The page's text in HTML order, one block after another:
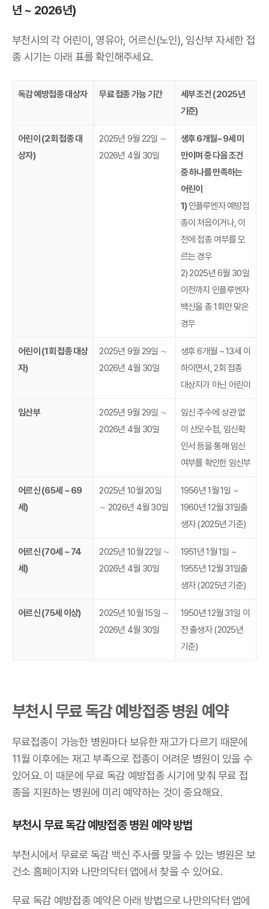
년 ~ 2026년)
부천시의 각 어린이, 영유아, 어르신(노인), 임산부 자세한 접
종 시기는 아래 표를 확인해주세요.
독감 예방접종 대상자 무료 접종 가능 기간
세부 조건 (2025년
기준)
어린이 (2회 접종 대
상자)
2025년 9월 22일 ∼
2026년 4월 30일
생후 6개월~9세 미
만이며 중 다음 조건
중 하나를 만족하는
어린이
1)인플루엔자 예방접
종이 처음이거나, 이
전에 접종 여부를 모
르는 경우
2) 2025년 6월 30일
이전까지 인플루엔자
백신을 총 1회만 맞은
경우
어린이 (1회 접종 대상
자)
2025년 9월 29일 ∼
2026년 4월 30일
생후 6개월 ~ 13세 이
하이면서, 2회 접종
대상자가 아닌 어린이
임산부
2025년 9월 29일 ∼
2026년 4월 30일
임신 주수에 상관 없
이 산모수첩, 임신확
인서 등을 통해 임신
여부를 확인한 임신부
어르신 (65세 ~ 69
세)
2025년 10월 20일
∼ 2026년 4월 30일
1956년 1월 1일 ~
1960년 12월 31일출
생자 (2025년 기준)
어르신 (70세 ~ 74
세)
2025년 10월 22일 ∼
2026년 4월 30일
1951년 1월 1일 ~
1955년 12월 31일출
생자 (2025년 기준)
어르신 (75세 이상)
2025년 10월 15일 ∼
2026년 4월 30일
1950년 12월 31일 이
전 출생자 (2025년
기준)
부천시 무료 독감 예방접종 병원 예약
무료접종이 가능한 병원마다 보유한 재고가 다르기 때문에
11월 이후에는 재고 부족으로 접종이 어려운 병원이 있을 수
있어요. 이 때문에 무료 독감 예방접종 시기에 맞춰 무료 접
종을 지원하는 병원에 미리 예약하는 것이 중요해요.
부천시 무료 독감 예방접종 병원 예약 방법
부천시에서 무료로 독감 백신 주사를 맞을 수 있는 병원은 보
건소 홈페이지와 나만의닥터 앱에서 찾을 수 있어요.
무료 독감 예방접종 예약은 아래 방법으로 나만의닥터 앱에